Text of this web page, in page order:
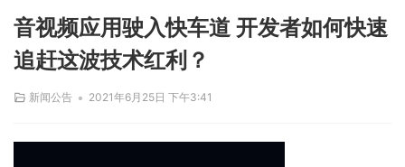
音视频应用驶入快车道 开发者如何快速
追赶这波技术红利？
新闻公告 • 2021年6月25日 下午3:41